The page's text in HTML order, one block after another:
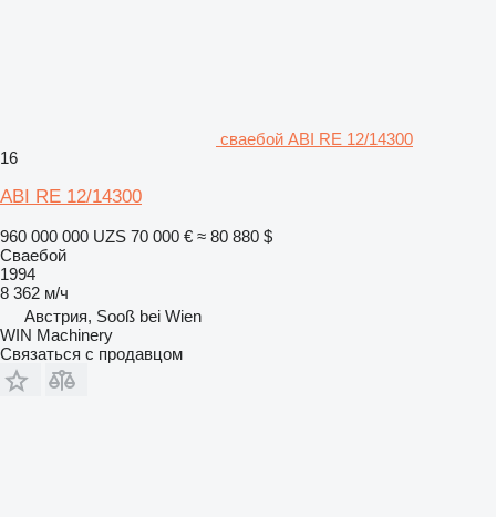
сваебой ABI RE 12/14300
16
ABI RE 12/14300
960 000 000 UZS 70 000 € ≈ 80 880 $
Сваебой
1994
8 362 м/ч
Австрия, Sooß bei Wien
WIN Machinery
Связаться с продавцом